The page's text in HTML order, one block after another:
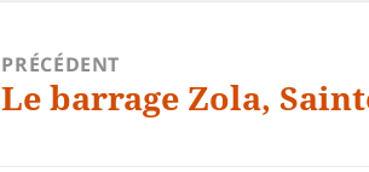
PRÉCÉDENT
Article
Le barrage Zola,